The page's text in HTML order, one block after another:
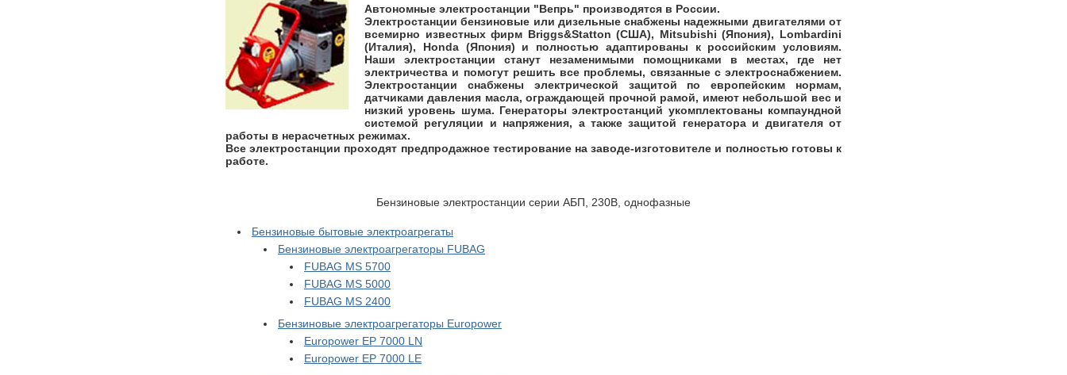
Автономные электростанции "Вепрь" производятся в России.
Электростанции бензиновые или дизельные снабжены надежными двигателями от
всемирно известных фирм Briggs&Statton (США), Mitsubishi (Япония), Lombardini
(Италия), Honda (Япония) и полностью адаптированы к российским условиям.
Наши электростанции станут незаменимыми помощниками в местах, где нет
электричества и помогут решить все проблемы, связанные с электроснабжением.
Электростанции снабжены электрической защитой по европейским нормам,
датчиками давления масла, ограждающей прочной рамой, имеют небольшой вес и
низкий уровень шума. Генераторы электростанций укомплектованы компаундной
системой регуляции и напряжения, а также защитой генератора и двигателя от
работы в нерасчетных режимах.
Все электростанции проходят предпродажное тестирование на заводе-изготовителе и полностью готовы к
работе.
Бензиновые электростанции серии АБП, 230В, однофазные
Бензиновые бытовые электроагрегаты
Бензиновые электроагрегаторы FUBAG
FUBAG MS 5700
FUBAG MS 5000
FUBAG MS 2400
Бензиновые электроагрегаторы Europower
Europower EP 7000 LN
Europower EP 7000 LЕ